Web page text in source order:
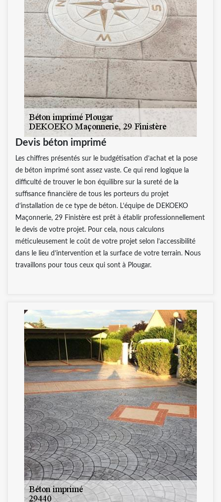
Devis béton imprimé
Les chiffres présentés sur le budgétisation d’achat et la pose
de béton imprimé sont assez vaste. Ce qui rend logique la
difficulté de trouver le bon équilibre sur la sureté de la
suffisance financière de tous les porteurs du projet
d’installation de ce type de béton. L’équipe de DEKOEKO
Maçonnerie, 29 Finistère est prêt à établir professionnellement
le devis de votre projet. Pour cela, nous calculons
méticuleusement le coût de votre projet selon l’accessibilité
dans le lieu d’intervention et la surface de votre terrain. Nous
travaillons pour tous ceux qui sont à Plougar.